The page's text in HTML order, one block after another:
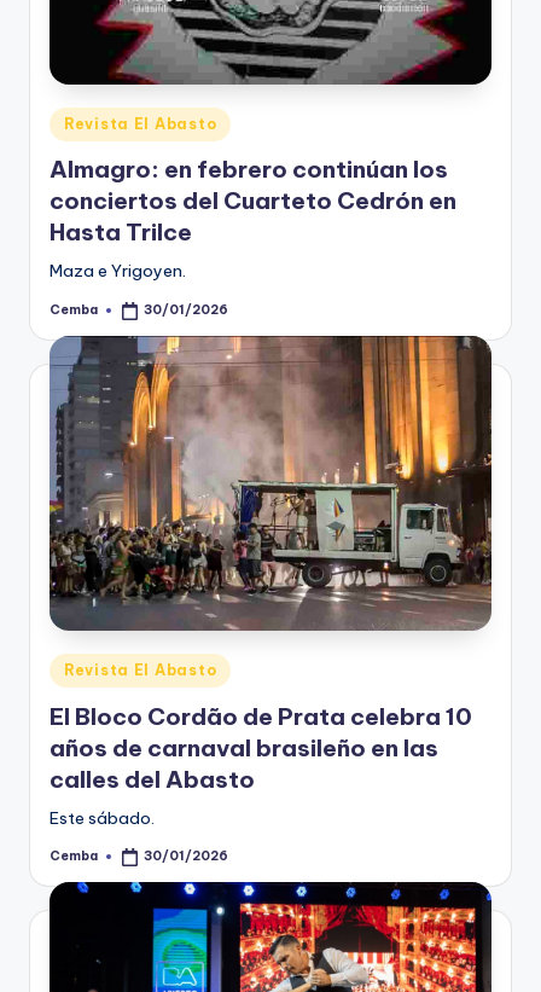
Posted
in
Revista El Abasto
Almagro: en febrero continúan los
conciertos del Cuarteto Cedrón en
Hasta Trilce
Maza e Yrigoyen.
Posted
Cemba 30/01/2026
Posted
in
Revista El Abasto
El Bloco Cordão de Prata celebra 10
años de carnaval brasileño en las
calles del Abasto
Este sábado.
Posted
Cemba 30/01/2026